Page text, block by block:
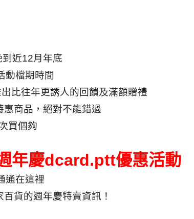
近12月年底
動檔期時間
出比往年更誘人的回饋及滿額贈禮
商品，絕對不能錯過
買個夠
年慶dcard.ptt優惠活動
通在這裡
貨的週年慶特賣資訊！